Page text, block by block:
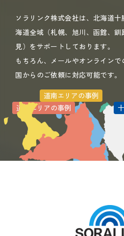
ソラリンク株式会社は、北海道
海道全域（札幌、旭川、函館、
見）をサポートしております。
もちろん、メールやオンライン
国からのご依頼に対応可能です。
道北エリアの事例
道央エリアの事例
道南エリアの事例